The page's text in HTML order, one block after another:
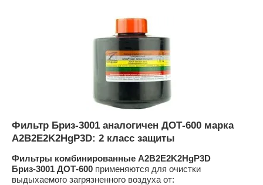
Фильтр Бриз-3001 аналогичен ДОТ-600 марка
A2B2E2K2HgP3D: 2 класс защиты
Фильтры комбинированные A2B2E2K2HgP3D
Бриз-3001 ДОТ-600 применяются для очистки
выдыхаемого загрязненного воздуха от: